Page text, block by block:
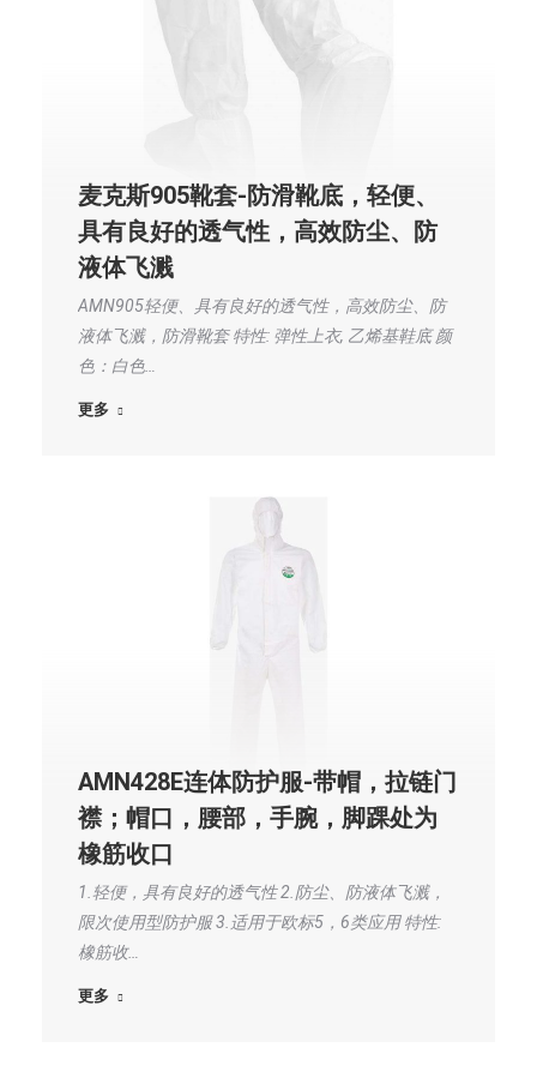
麦克斯905靴套-防滑靴底，轻便、
具有良好的透气性，高效防尘、防
液体飞溅
AMN905轻便、具有良好的透气性，高效防尘、防
液体飞溅，防滑靴套 特性: 弹性上衣, 乙烯基鞋底 颜
色：白色…
更多
AMN428E连体防护服-带帽，拉链门
襟；帽口，腰部，手腕，脚踝处为
橡筋收口
1.轻便，具有良好的透气性 2.防尘、防液体飞溅，
限次使用型防护服 3.适用于欧标5，6类应用 特性:
橡筋收…
更多